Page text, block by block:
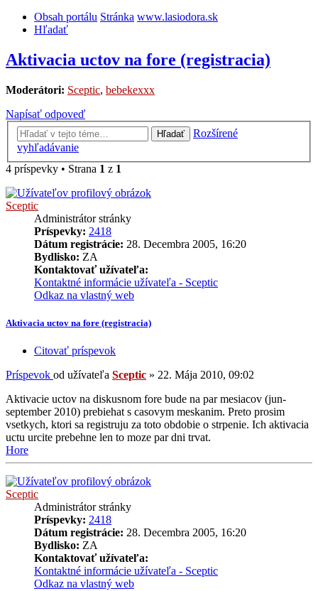
Obsah portálu Stránka www.lasiodora.sk
Hľadať
Aktivacia uctov na fore (registracia)
Moderátori: Sceptic, bebekexxx
Napísať odpoveď
Hľadať
Rozšírené
vyhľadávanie
4 príspevky • Strana 1 z 1
Sceptic
Administrátor stránky
Príspevky: 2418
Dátum registrácie: 28. Decembra 2005, 16:20
Bydlisko: ZA
Kontaktovať užívateľa:
Kontaktné informácie užívateľa - Sceptic
Odkaz na vlastný web
Aktivacia uctov na fore (registracia)
Citovať príspevok
Príspevok od užívateľa Sceptic » 22. Mája 2010, 09:02
Aktivacie uctov na diskusnom fore bude na par mesiacov (jun-
september 2010) prebiehat s casovym meskanim. Preto prosim
vsetkych, ktori sa registruju za toto obdobie o strpenie. Ich aktivacia
uctu urcite prebehne len to moze par dni trvat.
Hore
Sceptic
Administrátor stránky
Príspevky: 2418
Dátum registrácie: 28. Decembra 2005, 16:20
Bydlisko: ZA
Kontaktovať užívateľa:
Kontaktné informácie užívateľa - Sceptic
Odkaz na vlastný web